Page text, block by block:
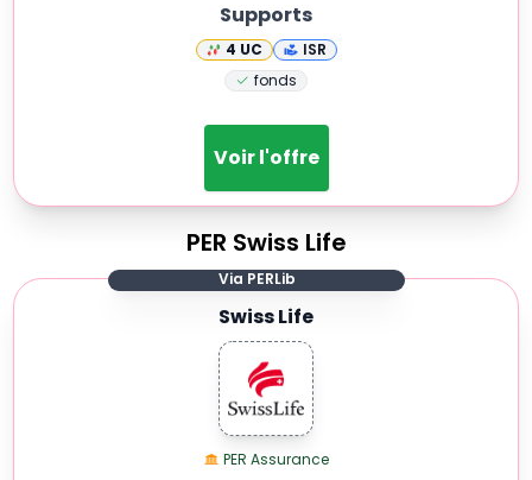
Supports
4 UC
ISR
fonds
Voir l'offre
PER Swiss Life
Via PERLib
Swiss Life
PER Assurance